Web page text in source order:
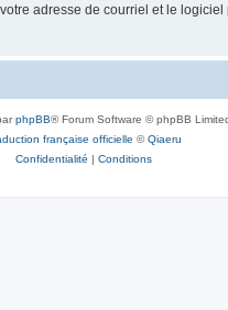
adresse de courriel et le
phpBB® Forum Software © phpBB
française officielle ©Qiaeru
Confidentialité | Conditions